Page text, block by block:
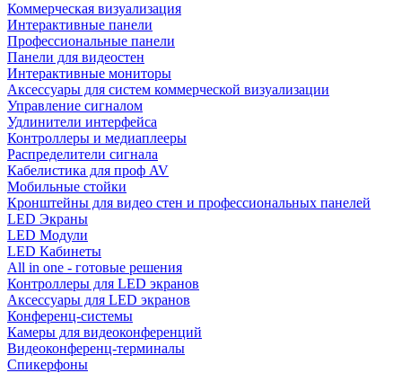
Коммерческая визуализация
Интерактивные панели
Профессиональные панели
Панели для видеостен
Интерактивные мониторы
Аксессуары для систем коммерческой визуализации
Управление сигналом
Удлинители интерфейса
Контроллеры и медиаплееры
Распределители сигнала
Кабелистика для проф AV
Мобильные стойки
Кронштейны для видео стен и профессиональных панелей
LED Экраны
LED Модули
LED Кабинеты
All in one - готовые решения
Контроллеры для LED экранов
Аксессуары для LED экранов
Конференц-системы
Камеры для видеоконференций
Видеоконференц-терминалы
Спикерфоны